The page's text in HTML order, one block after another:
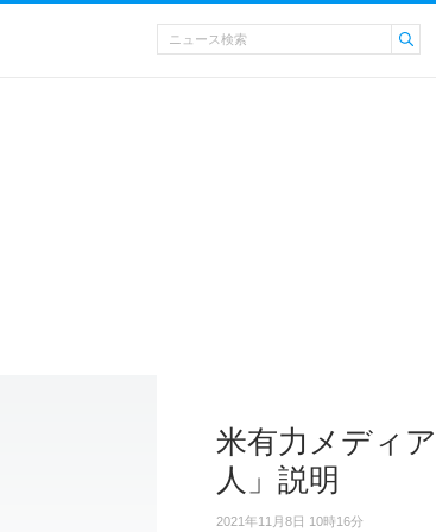
米有力メディ
人」説明
2021年11月8日 10時16分